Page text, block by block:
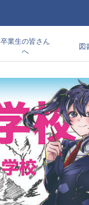
卒業生の皆さん
へ
図